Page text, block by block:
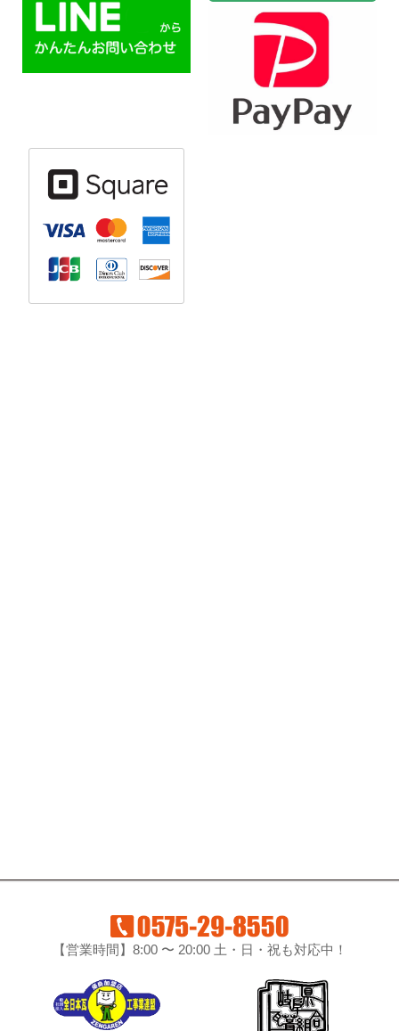
【営業時間】8:00 〜 20:00 土・日・祝も対応中！